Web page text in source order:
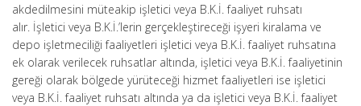
akdedilmesini müteakip işletici veya B.K.İ. faaliyet ruhsatı
alır. İşletici veya B.K.İ.’lerin gerçekleştireceği işyeri kiralama ve
depo işletmeciliği faaliyetleri işletici veya B.K.İ. faaliyet ruhsatına
ek olarak verilecek ruhsatlar altında, işletici veya B.K.İ. faaliyetinin
gereği olarak bölgede yürüteceği hizmet faaliyetleri ise işletici
veya B.K.İ. faaliyet ruhsatı altında ya da işletici veya B.K.İ. faaliyet